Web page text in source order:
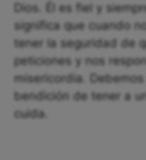
Dios. Él es fiel y
significa que cuando
tener la seguridad de
peticiones y nos
misericordia.
bendición de tener a
cuida.